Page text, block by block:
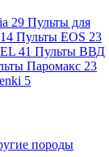
29 Пульты для
14 Пульты EOS 23
41 Пульты ВВД
Паромакс 23
5
породы